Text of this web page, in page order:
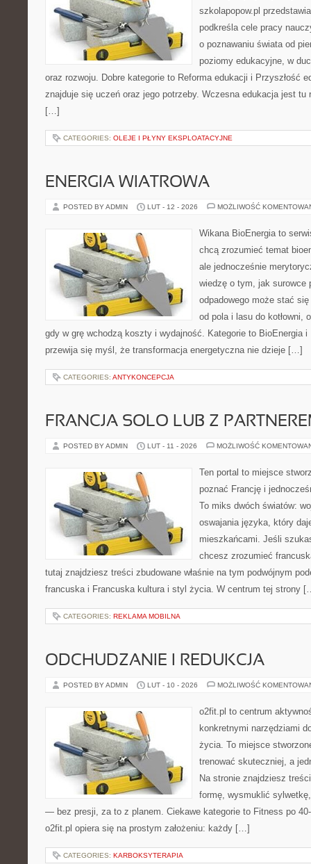
szkolapopow.pl
podkreśla cele pracy
o poznawaniu świata od
poziomy edukacyjne, w
oraz rozwoju. Dobre kategorie to Reforma edukacji i Przyszłość
znajduje się uczeń oraz jego potrzeby. Wczesna edukacja jest tu
[…]
CATEGORIES: OLEJE I PŁYNY EKSPLOATACYJNE
ENERGIA WIATROWA
POSTED BY ADMIN LUT - 12 - 2026 MOŻLIWOŚĆ
Wikana BioEnergia to
chcą zrozumieć temat
ale jednocześnie
wiedzę o tym, jak surowce
odpadowego może stać
od pola i lasu do kotłowni,
gdy w grę wchodzą koszty i wydajność. Kategorie to BioEnergia
przewija się myśl, że transformacja energetyczna nie dzieje […]
CATEGORIES: ANTYKONCEPCJA
FRANCJA SOLO LUB Z
POSTED BY ADMIN LUT - 11 - 2026 MOŻLIWOŚĆ
Ten portal to miejsce
poznać Francję i
To miks dwóch światów:
oswajania języka, który
mieszkańcami. Jeśli
chcesz zrozumieć
tutaj znajdziesz treści zbudowane właśnie na tym podwójnym
francuska i Francuska kultura i styl życia. W centrum tej strony
CATEGORIES: REKLAMA MOBILNA
ODCHUDZANIE I REDUKCJA
POSTED BY ADMIN LUT - 10 - 2026 MOŻLIWOŚĆ
o2fit.pl to centrum
konkretnymi narzędziami
życia. To miejsce
trenować skuteczniej, a
Na stronie znajdziesz
formę, wysmuklić
— bez presji, za to z planem. Ciekawe kategorie to Fitness po
o2fit.pl opiera się na prostym założeniu: każdy […]
CATEGORIES: KARBOKSYTERAPIA